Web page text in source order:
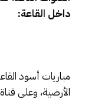
داخل القاعة:
مباريات أسود
الأرضية، وعلى